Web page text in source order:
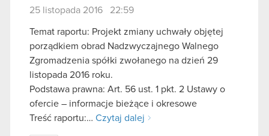
25 listopada 2016 22:59
Temat raportu: Projekt zmiany uchwały objętej
porządkiem obrad Nadzwyczajnego Walnego
Zgromadzenia spółki zwołanego na dzień 29
listopada 2016 roku.
Podstawa prawna: Art. 56 ust. 1 pkt. 2 Ustawy o
ofercie – informacje bieżące i okresowe
Treść raportu:… Czytaj dalej